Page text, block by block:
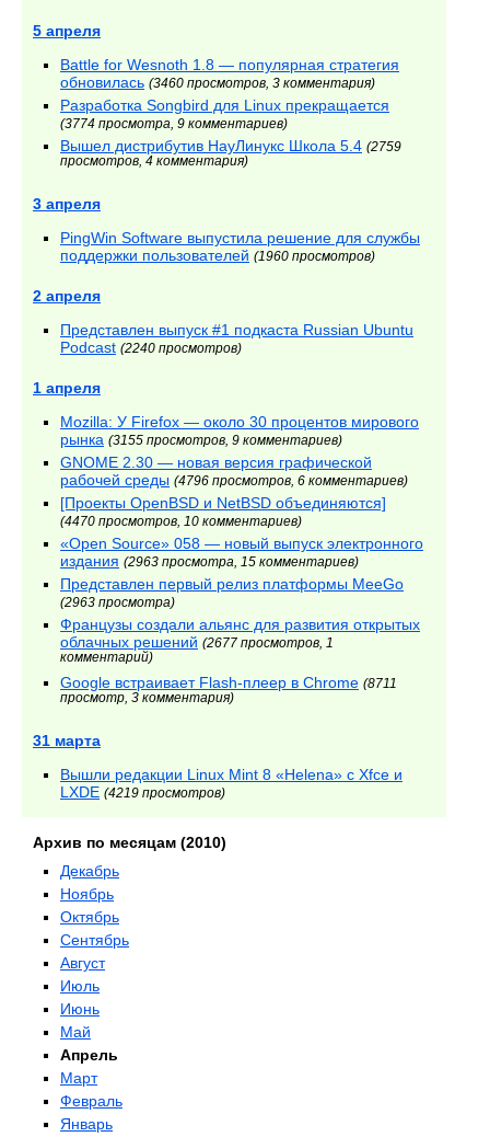
5 апреля
Battle for Wesnoth 1.8 — популярная стратегия
обновилась (3460 просмотров, 3 комментария)
Разработка Songbird для Linux прекращается
(3774 просмотра, 9 комментариев)
Вышел дистрибутив НауЛинукс Школа 5.4 (2759
просмотров, 4 комментария)
3 апреля
PingWin Software выпустила решение для службы
поддержки пользователей (1960 просмотров)
2 апреля
Представлен выпуск #1 подкаста Russian Ubuntu
Podcast (2240 просмотров)
1 апреля
Mozilla: У Firefox — около 30 процентов мирового
рынка (3155 просмотров, 9 комментариев)
GNOME 2.30 — новая версия графической
рабочей среды (4796 просмотров, 6 комментариев)
[Проекты OpenBSD и NetBSD объединяются]
(4470 просмотров, 10 комментариев)
«Open Source» 058 — новый выпуск электронного
издания (2963 просмотра, 15 комментариев)
Представлен первый релиз платформы MeeGo
(2963 просмотра)
Французы создали альянс для развития открытых
облачных решений (2677 просмотров, 1
комментарий)
Google встраивает Flash-плеер в Chrome (8711
просмотр, 3 комментария)
31 марта
Вышли редакции Linux Mint 8 «Helena» с Xfce и
LXDE (4219 просмотров)
Архив по месяцам (2010)
Декабрь
Ноябрь
Октябрь
Сентябрь
Август
Июль
Июнь
Май
Апрель
Март
Февраль
Январь